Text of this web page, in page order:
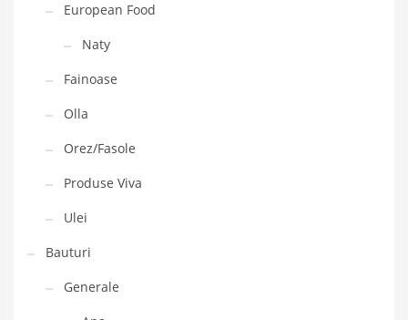
European Food
Naty
Fainoase
Olla
Orez/Fasole
Produse Viva
Ulei
Bauturi
Generale